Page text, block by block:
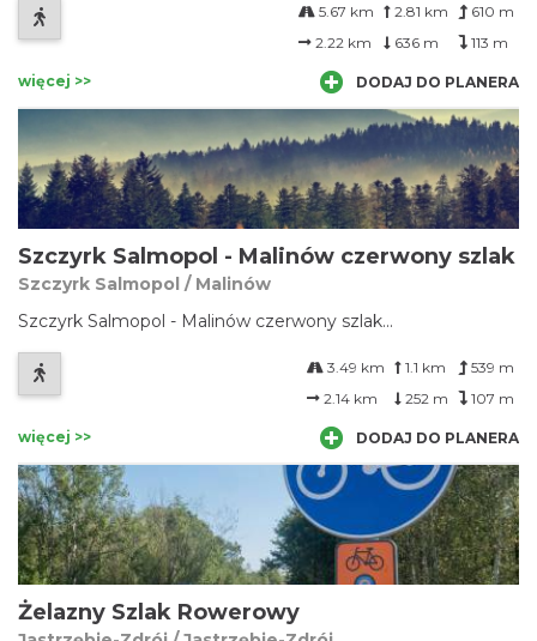
5.67 km 2.81 km
610 m
2.22 km
636 m 113 m
więcej >> DODAJ DO PLANERA
Szczyrk Salmopol - Malinów czerwony szlak
Szczyrk Salmopol / Malinów
Szczyrk Salmopol - Malinów czerwony szlak...
3.49 km 1.1 km
539 m
2.14 km
252 m 107 m
więcej >> DODAJ DO PLANERA
Żelazny Szlak Rowerowy